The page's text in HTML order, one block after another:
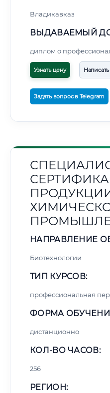
Владикавказ
ВЫДАВАЕМЫЙ
диплом о
Узнать цену
Задать вопрос в Telegram
НАПРАВЛЕНИЕ
Биотехнологии
ТИП КУРСОВ:
профессиональная
ФОРМА
дистанционно
КОЛ-ВО ЧАСОВ:
256
РЕГИОН: